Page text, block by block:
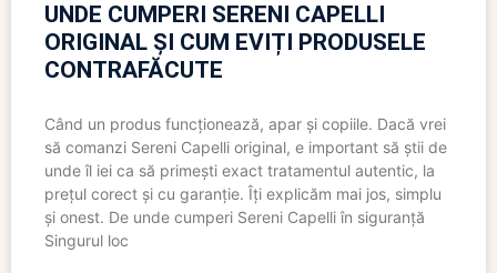
UNDE CUMPERI SERENI CAPELLI
ORIGINAL ȘI CUM EVIȚI PRODUSELE
CONTRAFĂCUTE
Când un produs funcționează, apar și copiile. Dacă vrei
să comanzi Sereni Capelli original, e important să știi de
unde îl iei ca să primești exact tratamentul autentic, la
prețul corect și cu garanție. Îți explicăm mai jos, simplu
și onest. De unde cumperi Sereni Capelli în siguranță
Singurul loc